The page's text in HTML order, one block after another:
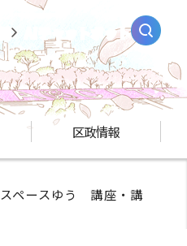
AIチャットボット
区政情報
スペースゆう 講座・講